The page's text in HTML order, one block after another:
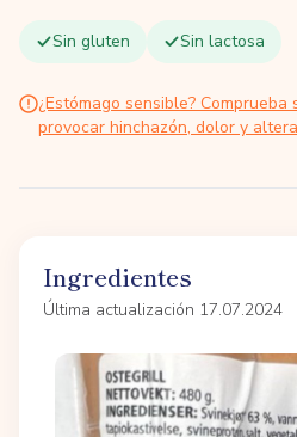
Sin gluten Sin lactosa
¿Estómago sensible?
provocar hinchazón, dolor y
Ingredientes
Última actualización 17.07.2024